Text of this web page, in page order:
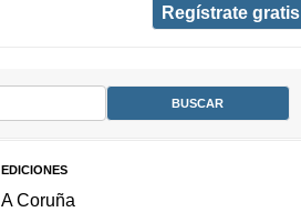
Regístrate gratis
EDICIONES
A Coruña